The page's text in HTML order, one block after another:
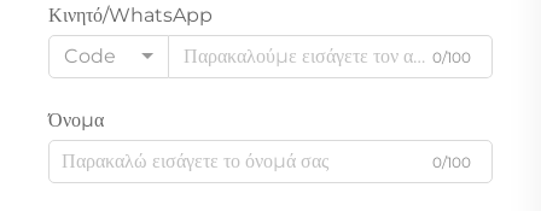
Κινητό/WhatsApp
Code
0/100
Όνομα
0/100